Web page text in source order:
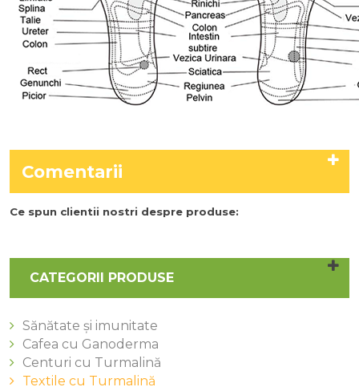
Comentarii
Ce spun clientii nostri despre produse:
CATEGORII PRODUSE
Sănătate și imunitate
Cafea cu Ganoderma
Centuri cu Turmalină
Textile cu Turmalină